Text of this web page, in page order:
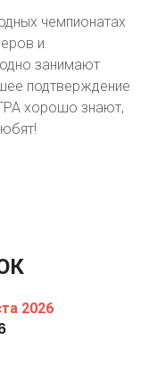
чемпионатах
и
занимают
подтверждение
хорошо знают,
2026